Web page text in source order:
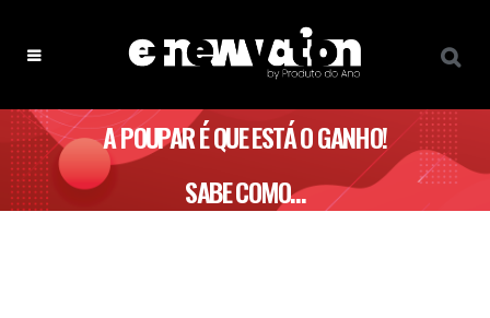
A POUPAR É QUE ESTÁ O GANHO!
SABE COMO…